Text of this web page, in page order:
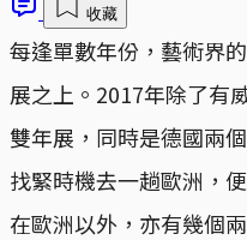
收藏
每逢單數年份，藝術界
展之上。2017年除了有
雙年展，同時是德國兩
找緊時機去一趟歐洲，
在歐洲以外，亦有幾個